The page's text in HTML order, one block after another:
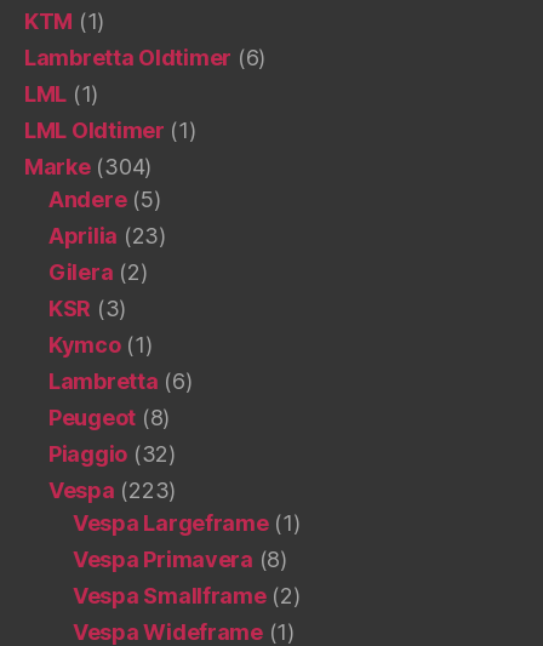
KTM (1)
Lambretta Oldtimer (6)
LML (1)
LML Oldtimer (1)
Marke(304)
Andere(5)
Aprilia (23)
Gilera (2)
KSR (3)
Kymco(1)
Lambretta (6)
Peugeot (8)
Piaggio (32)
Vespa (223)
Vespa Largeframe(1)
Vespa Primavera (8)
Vespa Smallframe(2)
Vespa Wideframe(1)